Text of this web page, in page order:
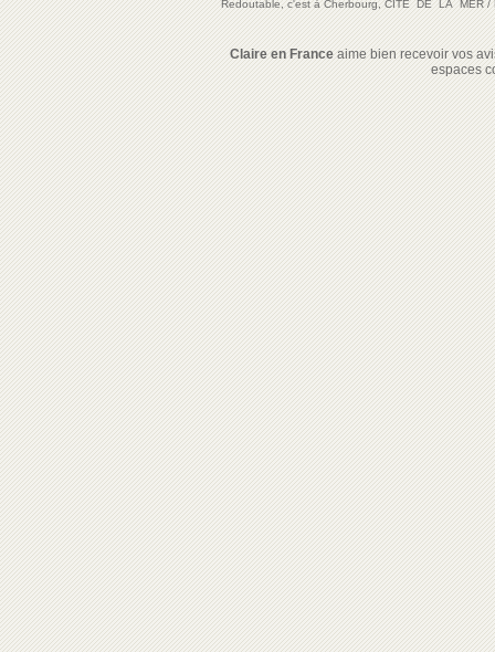
Redoutable, c'est à Cherbourg, CITE DE LA MER/
Claire en Franceaime bien recevoir vos
espaces